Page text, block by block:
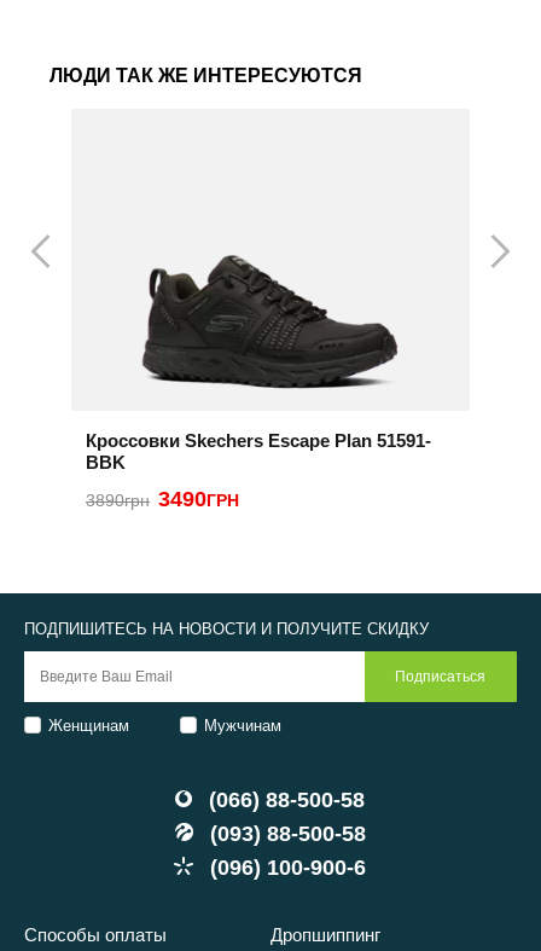
ЛЮДИ ТАК ЖЕ ИНТЕРЕСУЮТСЯ
Кроссовки Skechers Escape Plan 51591-
BBK
3890грн 3490ГРН
(066) 88-500-58
(093) 88-500-58
(096) 100-900-6
Способы оплаты Дропшиппинг
ПОДПИШИТЕСЬ НА НОВОСТИ И ПОЛУЧИТЕ СКИДКУ
Женщинам Мужчинам